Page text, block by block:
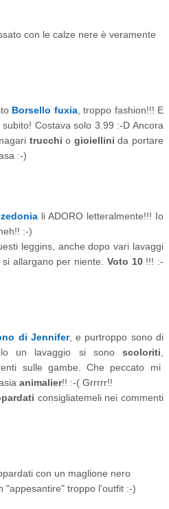
con le calze nere è veramente
Borsello fuxia, troppo fashion!!! E
Costava solo 3.99 :-D Ancora
trucchi o gioiellinida portare
:-)
li ADORO letteralmente!!! Io
:-)
leggins, anche dopo vari lavaggi
si allargano per niente. Voto 10 !!! :-
di Jennifer, e purtroppo sono di
un lavaggio si sono scoloriti
sulle gambe. Che peccato mi
animalier!! :-( Grrrrr!!
consigliatemeli nei commenti
con un maglione nero
"appesantire" troppo l'outfit :-)